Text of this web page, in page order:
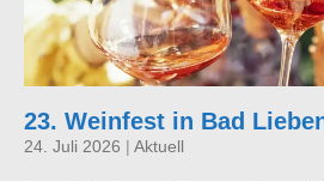
23. Weinfest in Bad
24. Juli 2026 | Aktuell